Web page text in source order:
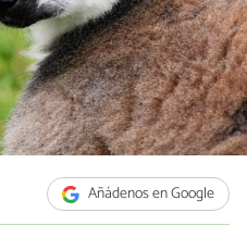
Añádenos en Google